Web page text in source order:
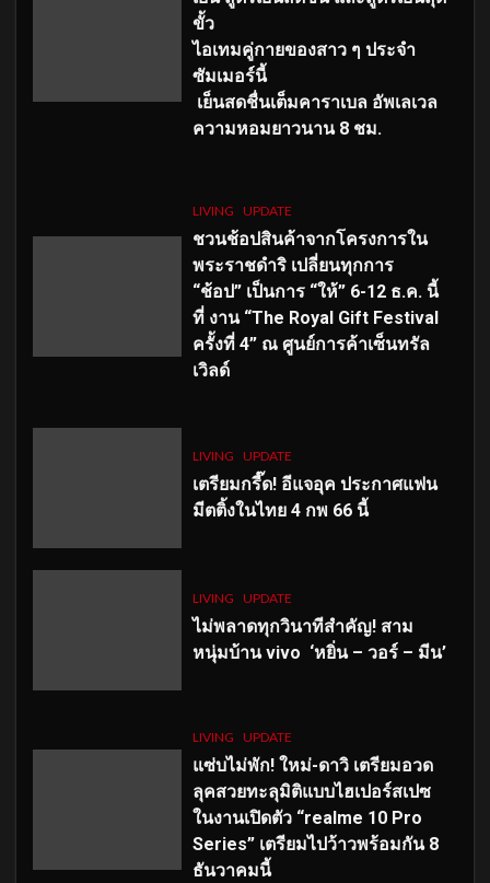
ขั้ว
ไอเทมคู่กายของสาว ๆ ประจำ
ซัมเมอร์นี้
เย็นสดชื่นเต็มคาราเบล อัพเลเวล
ความหอมยาวนาน 8 ชม.
LIVING UPDATE
ชวนช้อปสินค้าจากโครงการใน
พระราชดำริ เปลี่ยนทุกการ
“ช้อป” เป็นการ “ให้” 6-12 ธ.ค. นี้
ที่ งาน “The Royal Gift Festival
ครั้งที่ 4” ณ ศูนย์การค้าเซ็นทรัล
เวิลด์
LIVING UPDATE
เตรียมกรี๊ด! อีแจอุค ประกาศแฟน
มีตติ้งในไทย 4 กพ 66 นี้
LIVING UPDATE
ไม่พลาดทุกวินาทีสำคัญ! สาม
หนุ่มบ้าน vivo ‘หยิ่น – วอร์ – มีน’
LIVING UPDATE
แซ่บไม่พัก! ใหม่-ดาวิ เตรียมอวด
ลุคสวยทะลุมิติแบบไฮเปอร์สเปซ
ในงานเปิดตัว “realme 10 Pro
Series” เตรียมไปว้าวพร้อมกัน 8
ธันวาคมนี้